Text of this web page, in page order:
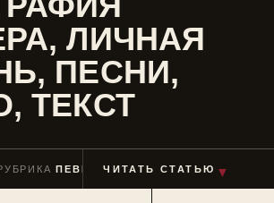
ЛИЧНАЯ
ПЕСНИ,
ТЕКСТ
ПЕВЕЦ ЧТЕНИЕ≈ 3 МИН
ЧИТАТЬ СТАТЬЮ ▼